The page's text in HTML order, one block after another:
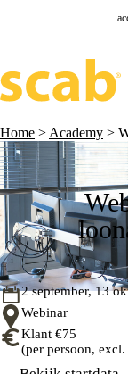
Home > Academy >
2 september, 13
Webinar
Klant €75
(per persoon,